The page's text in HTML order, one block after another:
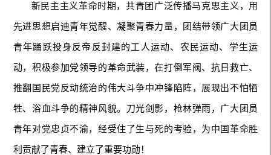
新民主主义革命时期，共青团广泛传播马克思主义，用
先进思想启迪青年觉醒、凝聚青春力量，团结带领广大团员
青年踊跃投身反帝反封建的工人运动、农民运动、学生运
动，积极参加党领导的革命武装，在打倒军阀、抗日救亡、
推翻国民党反动统治的伟大斗争中冲锋陷阵，展现出不怕牺
牲、浴血斗争的精神风貌。刀光剑影，枪林弹雨，广大团员
青年对党忠贞不渝，经受住了生与死的考验，为中国革命胜
利贡献了青春、建立了重要功勋！